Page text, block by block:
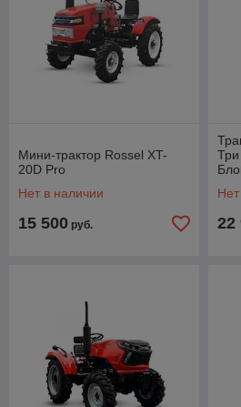
оптимизировать работу на вашем
эффективность ваших
Мини-трактор Rossel XT-
20D Pro
Нет в наличии
15 500 руб.
Три
22